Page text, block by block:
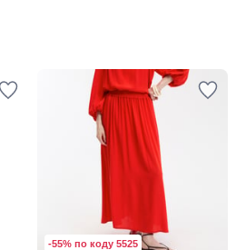
-55% по коду 5525